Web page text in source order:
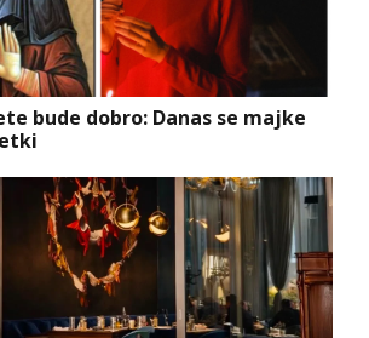
bude dobro: Danas se majke